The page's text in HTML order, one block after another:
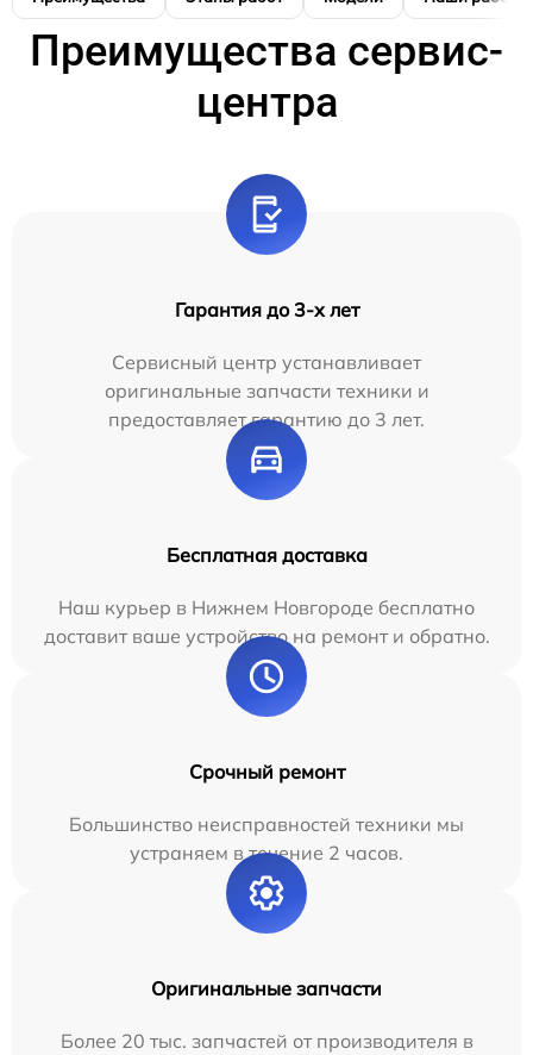
Преимущества сервис-
центра
Гарантия до 3-х лет
Сервисный центр устанавливает
оригинальные запчасти техники и
предоставляет гарантию до 3 лет.
Бесплатная доставка
Наш курьер в Нижнем Новгороде бесплатно
доставит ваше устройство на ремонт и обратно.
Срочный ремонт
Большинство неисправностей техники мы
устраняем в течение 2 часов.
Оригинальные запчасти
Более 20 тыс. запчастей от производителя в